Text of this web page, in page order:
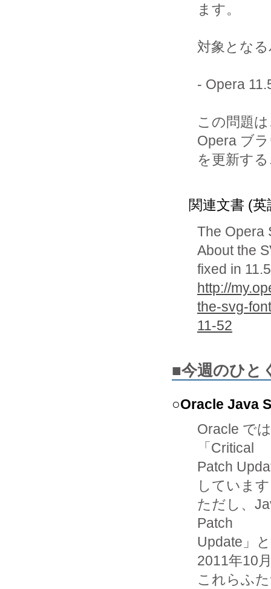
ます。
対象とな
- Opera
この問題
Opera ブ
を更新す
関連文書 (英
The Opera
About the
fixed in
http://
the-svg-
11-52
■今週のひと
○Oracle Java
Oracle で
「Critical
Patch
していま
ただし、
Patch
Update」
2011年10
これらふ